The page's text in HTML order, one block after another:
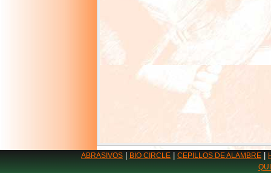
ABRASIVOS BIO CIRCLE CEPILLOS DE ALAMBRE